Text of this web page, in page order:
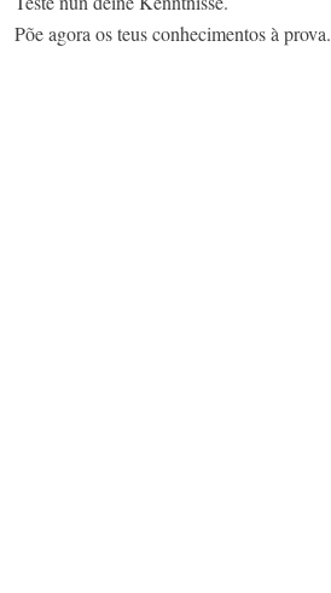
Põe agora os teus conhecimentos à prova.